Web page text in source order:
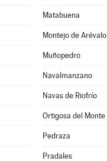
Matabuena
Montejo de Arévalo
Muñopedro
Navalmanzano
Navas de Riofrío
Ortigosa del Monte
Pedraza
Pradales